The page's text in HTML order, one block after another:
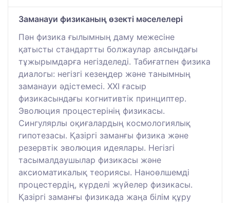
Заманауи физиканың өзекті мәселелері
Пән физика ғылымның даму межесіне
қатысты стандартты болжаулар аясындағы
тұжырымдарға негізделеді. Табиғатпен физика
диалогы: негізгі кезеңдер және танымның
заманауи әдістемесі. XXI ғасыр
физикасындағы когнитивтік принциптер.
Эволюция процестерінің физикасы.
Сингулярлы оқиғалардың космологиялық
гипотезасы. Қазіргі заманғы физика және
резервтік эволюция идеялары. Негізгі
тасымалдаушылар физикасы және
аксиоматикалық теориясы. Наноөлшемді
процестердің, күрделі жүйелер физикасы.
Қазіргі заманғы физикада жаңа білім құру